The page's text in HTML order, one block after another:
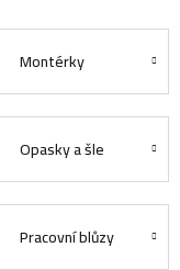
Montérky
Opasky a šle
Pracovní blůzy